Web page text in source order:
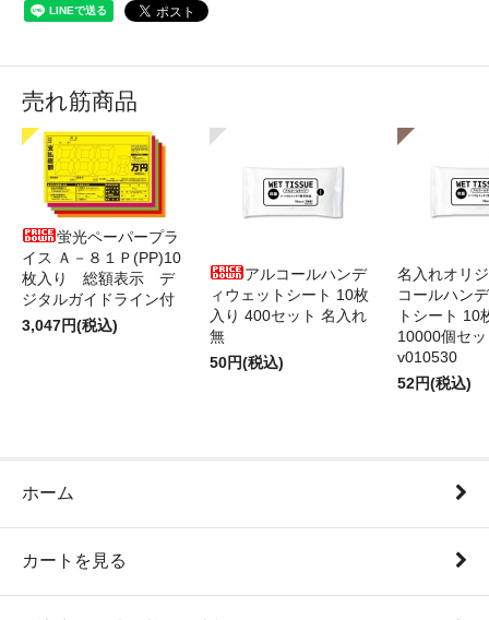
売れ筋商品
蛍光ペーパープラ
イス Ａ－８１Ｐ(PP)10
枚入り 総額表示 デ
ジタルガイドライン付
3,047円(税込)
アルコールハンデ
ィウェットシート 10枚
入り 400セット 名入れ
無
50円(税込)
名入れオリ
コールハン
トシート 10
10000個セ
v010530
52円(税込)
ホーム
カートを見る